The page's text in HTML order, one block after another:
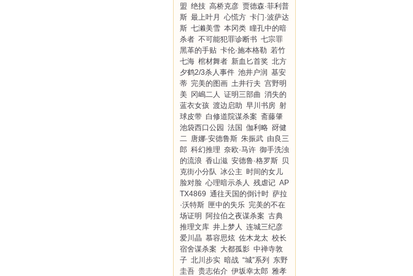
盟 绝技 高桥克彦 贾德森·菲利普
斯 最上叶月 心慌方 卡门·波萨达
斯 七濑美雪 本冈类 瞳孔中的暗
杀者 不可能犯罪诊断书 七宗罪
黑革的手贴 卡伦·施本格勒 若竹
七海 棺材舞者 新血匕首奖 北方
夕鹤2/3杀人事件 池井户润 基安
蒂 完美的图画 土井行夫 宫野明
美 冈嶋二人 证明三部曲 消失的
蓝衣女孩 渡边启助 早川书房 射
球皮带 白修道院谋杀案 斋藤肇
池袋西口公园 法国 伽利略 谺健
二 唐娜·安德鲁斯 朱振武 由良三
郎 科幻推理 奈欧·马许 御手洗浊
的流浪 香山滋 安德鲁·格罗斯 贝
克街小分队 冰公主 时间的女儿
脸对脸 心理暗示杀人 残虐记 AP
TX4869 通往天国的倒计时 萨拉
·沃特斯 匣中的失乐 完美的不在
场证明
阿拉伯之夜谋杀案 古典
推理文库 井上梦人 连城三纪彦
爱川晶 慕容思炫 佐木龙太 校长
宿舍谋杀案 大都孤影 中禅寺敦
子 北川步实 暗战 “城”系列
东野
圭吾 贵志佑介 伊坂幸太郎 雅孝